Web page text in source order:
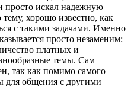
просто искал надежную
хорошо известно, как
с такими задачами. Именно
просто незаменим:
платных и
темы. Сам
так как помимо самого
для общения с другими